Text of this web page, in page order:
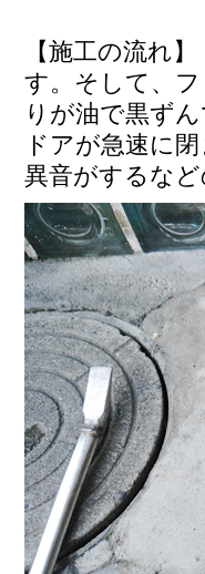
【施工の流れ
す。そして、
りが油で黒ず
ドアが急速に
異音がするな